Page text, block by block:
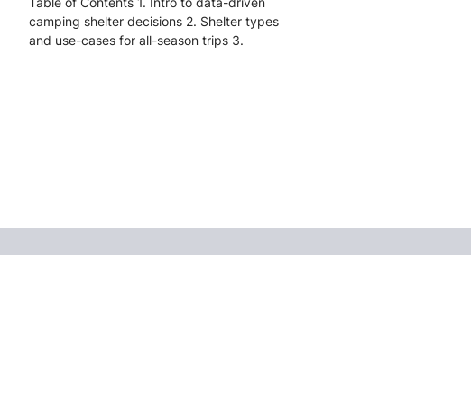
camping shelter decisions 2. Shelter types
and use-cases for all-season trips 3.